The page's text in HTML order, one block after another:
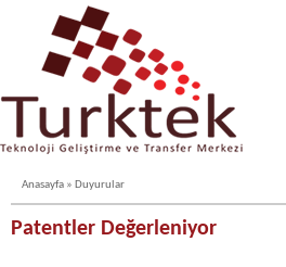
Anasayfa » Duyurular
Patentler Değerleniyor